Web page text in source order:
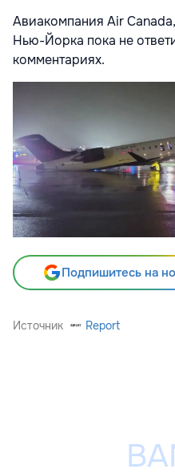
Авиакомпания Air
Нью-Йорка пока не
комментариях.
Подпишитесь на
Источник Report